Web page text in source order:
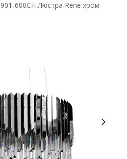
600CH Люстра Rene хром